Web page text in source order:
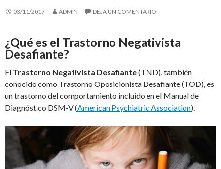
03/11/2017 ADMIN DEJA UN COMENTARIO
¿Qué es el Trastorno Negativista
Desafiante?
El Trastorno Negativista Desafiante(TND), también
conocido como Trastorno Oposicionista Desafiante (TOD), es
un trastorno del comportamiento incluido en el Manual de
Diagnóstico DSM-V (American Psychiatric Association).